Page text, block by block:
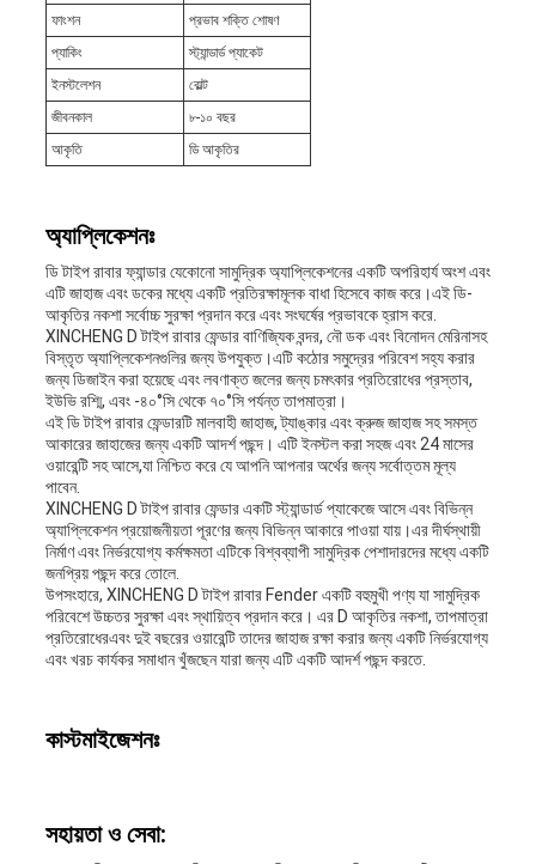
ফাংশন
প্রভাব শক্তি শোষণ
প্যাকিং
স্ট্যান্ডার্ড প্যাকেট
ইনস্টলেশন
বোল্ট
জীবনকাল
৮-১০ বছর
আকৃতি
ডি আকৃতির
অ্যাপ্লিকেশনঃ
ডি টাইপ রাবার ফ্যান্ডার যেকোনো সামুদ্রিক অ্যাপ্লিকেশনের একটি অপরিহার্য অংশ এবং
এটি জাহাজ এবং ডকের মধ্যে একটি প্রতিরক্ষামূলক বাধা হিসেবে কাজ করে।এই ডি-
আকৃতির নকশা সর্বোচ্চ সুরক্ষা প্রদান করে এবং সংঘর্ষের প্রভাবকে হ্রাস করে.
XINCHENG D টাইপ রাবার ফেন্ডার বাণিজ্যিক বন্দর, নৌ ডক এবং বিনোদন মেরিনাসহ
বিস্তৃত অ্যাপ্লিকেশনগুলির জন্য উপযুক্ত।এটি কঠোর সমুদ্রের পরিবেশ সহ্য করার
জন্য ডিজাইন করা হয়েছে এবং লবণাক্ত জলের জন্য চমৎকার প্রতিরোধের প্রস্তাব,
ইউভি রশ্মি, এবং -৪০°সি থেকে ৭০°সি পর্যন্ত তাপমাত্রা।
এই ডি টাইপ রাবার ফেন্ডারটি মালবাহী জাহাজ, ট্যাঙ্কার এবং ক্রুজ জাহাজ সহ সমস্ত
আকারের জাহাজের জন্য একটি আদর্শ পছন্দ। এটি ইনস্টল করা সহজ এবং 24 মাসের
ওয়ারেন্টি সহ আসে,যা নিশ্চিত করে যে আপনি আপনার অর্থের জন্য সর্বোত্তম মূল্য
পাবেন.
XINCHENG D টাইপ রাবার ফেন্ডার একটি স্ট্যান্ডার্ড প্যাকেজে আসে এবং বিভিন্ন
অ্যাপ্লিকেশন প্রয়োজনীয়তা পূরণের জন্য বিভিন্ন আকারে পাওয়া যায়।এর দীর্ঘস্থায়ী
নির্মাণ এবং নির্ভরযোগ্য কর্মক্ষমতা এটিকে বিশ্বব্যাপী সামুদ্রিক পেশাদারদের মধ্যে একটি
জনপ্রিয় পছন্দ করে তোলে.
উপসংহারে, XINCHENG D টাইপ রাবার Fender একটি বহুমুখী পণ্য যা সামুদ্রিক
পরিবেশে উচ্চতর সুরক্ষা এবং স্থায়িত্ব প্রদান করে। এর D আকৃতির নকশা, তাপমাত্রা
প্রতিরোধেরএবং দুই বছরের ওয়ারেন্টি তাদের জাহাজ রক্ষা করার জন্য একটি নির্ভরযোগ্য
এবং খরচ কার্যকর সমাধান খুঁজছেন যারা জন্য এটি একটি আদর্শ পছন্দ করতে.
কাস্টমাইজেশনঃ
সহায়তা ও সেবা: